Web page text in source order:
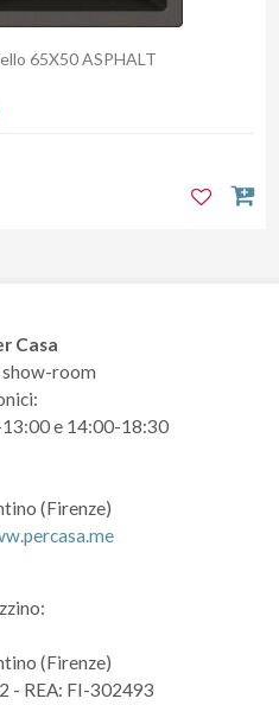
65X50 ASPHALT
Casa
room
13:00 e 14:00-18:30
(Firenze)
(Firenze)
- REA: FI-302493